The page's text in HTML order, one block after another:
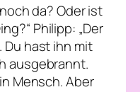
da? Oder ist
Philipp: „Der
Du hast ihn mit
ausgebrannt.
Mensch. Aber